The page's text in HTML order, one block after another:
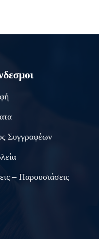
Συγγραφέων
– Παρουσιάσεις